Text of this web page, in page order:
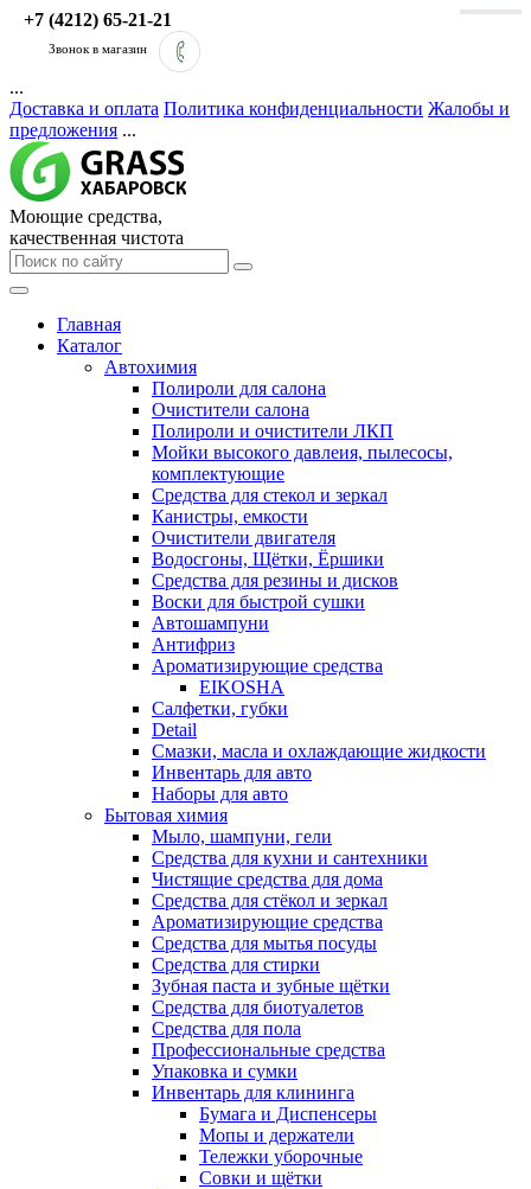
+7 (4212) 65-21-21
Звонок в магазин
...
Доставка и оплата Политика конфиденциальности Жалобы и
предложения ...
Моющие средства,
качественная чистота
Главная
Каталог
Автохимия
Полироли для салона
Очистители салона
Полироли и очистители ЛКП
Мойки высокого давлеия, пылесосы,
комплектующие
Средства для стекол и зеркал
Канистры, емкости
Очистители двигателя
Водосгоны, Щётки, Ёршики
Средства для резины и дисков
Воски для быстрой сушки
Автошампуни
Антифриз
Ароматизирующие средства
EIKOSHA
Салфетки, губки
Detail
Смазки, масла и охлаждающие жидкости
Инвентарь для авто
Наборы для авто
Бытовая химия
Мыло, шампуни, гели
Средства для кухни и сантехники
Чистящие средства для дома
Средства для стёкол и зеркал
Ароматизирующие средства
Средства для мытья посуды
Средства для стирки
Зубная паста и зубные щётки
Средства для биотуалетов
Средства для пола
Профессиональные средства
Упаковка и сумки
Инвентарь для клининга
Бумага и Диспенсеры
Мопы и держатели
Тележки уборочные
Совки и щётки